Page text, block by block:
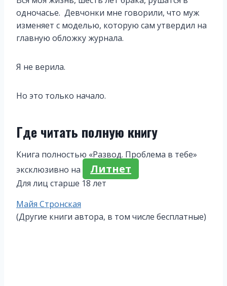
одночасье. Девчонки мне говорили, что муж
изменяет с моделью, которую сам утвердил на
главную обложку журнала.
Я не верила.
Но это только начало.
Где читать полную книгу
Книга полностью «Развод. Проблема в тебе»
эксклюзивно на
Литнет
Для лиц старше 18 лет
Метки
записи:
Майя Стронская
(Другие книги автора, в том числе бесплатные)